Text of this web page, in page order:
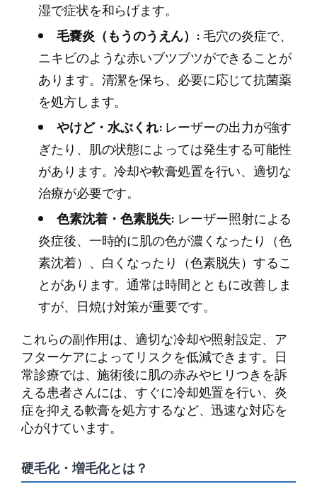
湿で症状を和らげます。
毛嚢炎（もうのうえん）:毛穴の炎症で、
ニキビのような赤いブツブツができることが
あります。清潔を保ち、必要に応じて抗菌薬
を処方します。
やけど・水ぶくれ: レーザーの出力が強す
ぎたり、肌の状態によっては発生する可能性
があります。冷却や軟膏処置を行い、適切な
治療が必要です。
色素沈着・色素脱失: レーザー照射による
炎症後、一時的に肌の色が濃くなったり（色
素沈着）、白くなったり（色素脱失）するこ
とがあります。通常は時間とともに改善しま
すが、日焼け対策が重要です。
これらの副作用は、適切な冷却や照射設定、ア
フターケアによってリスクを低減できます。日
常診療では、施術後に肌の赤みやヒリつきを訴
える患者さんには、すぐに冷却処置を行い、炎
症を抑える軟膏を処方するなど、迅速な対応を
心がけています。
硬毛化・増毛化とは？